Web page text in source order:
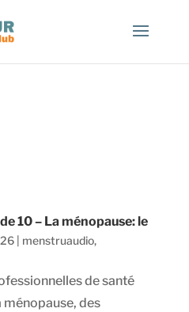
10 – La ménopause: le
| menstruaudio,
de santé
des